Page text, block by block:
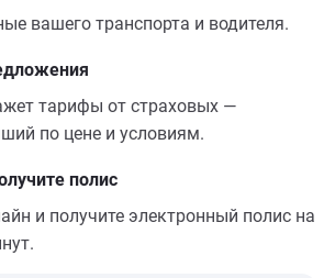
вашего транспорта и водителя.
тарифы от страховых —
по цене и условиям.
полис
и получите электронный полис на